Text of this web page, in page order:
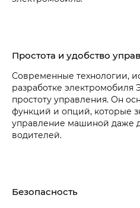
Простота и удобство
Современные технологии,
разработке электромобиля
простоту управления. Он
функций и опций, которые
управление машиной даже
водителей.
Безопасность